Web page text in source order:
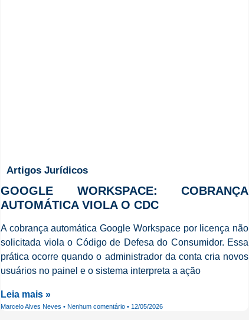
Artigos Jurídicos
GOOGLE WORKSPACE: COBRANÇA
AUTOMÁTICA VIOLA O CDC
A cobrança automática Google Workspace por licença não
solicitada viola o Código de Defesa do Consumidor. Essa
prática ocorre quando o administrador da conta cria novos
usuários no painel e o sistema interpreta a ação
Leia mais »
Marcelo Alves Neves Nenhum comentário 12/05/2026